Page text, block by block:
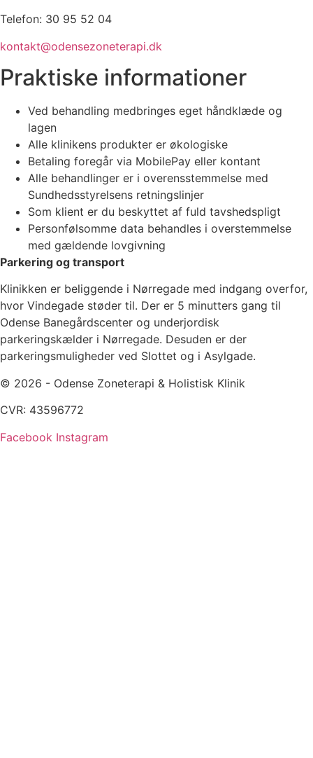
Telefon: 30 95 52 04
kontakt@odensezoneterapi.dk
Praktiske informationer
Ved behandling medbringes eget håndklæde og
lagen
Alle klinikens produkter er økologiske
Betaling foregår via MobilePay eller kontant
Alle behandlinger er i overensstemmelse med
Sundhedsstyrelsens retningslinjer
Som klient er du beskyttet af fuld tavshedspligt
Personfølsomme data behandles i overstemmelse
med gældende lovgivning
Parkering og transport
Klinikken er beliggende i Nørregade med indgang overfor,
hvor Vindegade støder til. Der er 5 minutters gang til
Odense Banegårdscenter og underjordisk
parkeringskælder i Nørregade. Desuden er der
parkeringsmuligheder ved Slottet og i Asylgade.
© 2026 - Odense Zoneterapi & Holistisk Klinik
CVR: 43596772
Facebook Instagram